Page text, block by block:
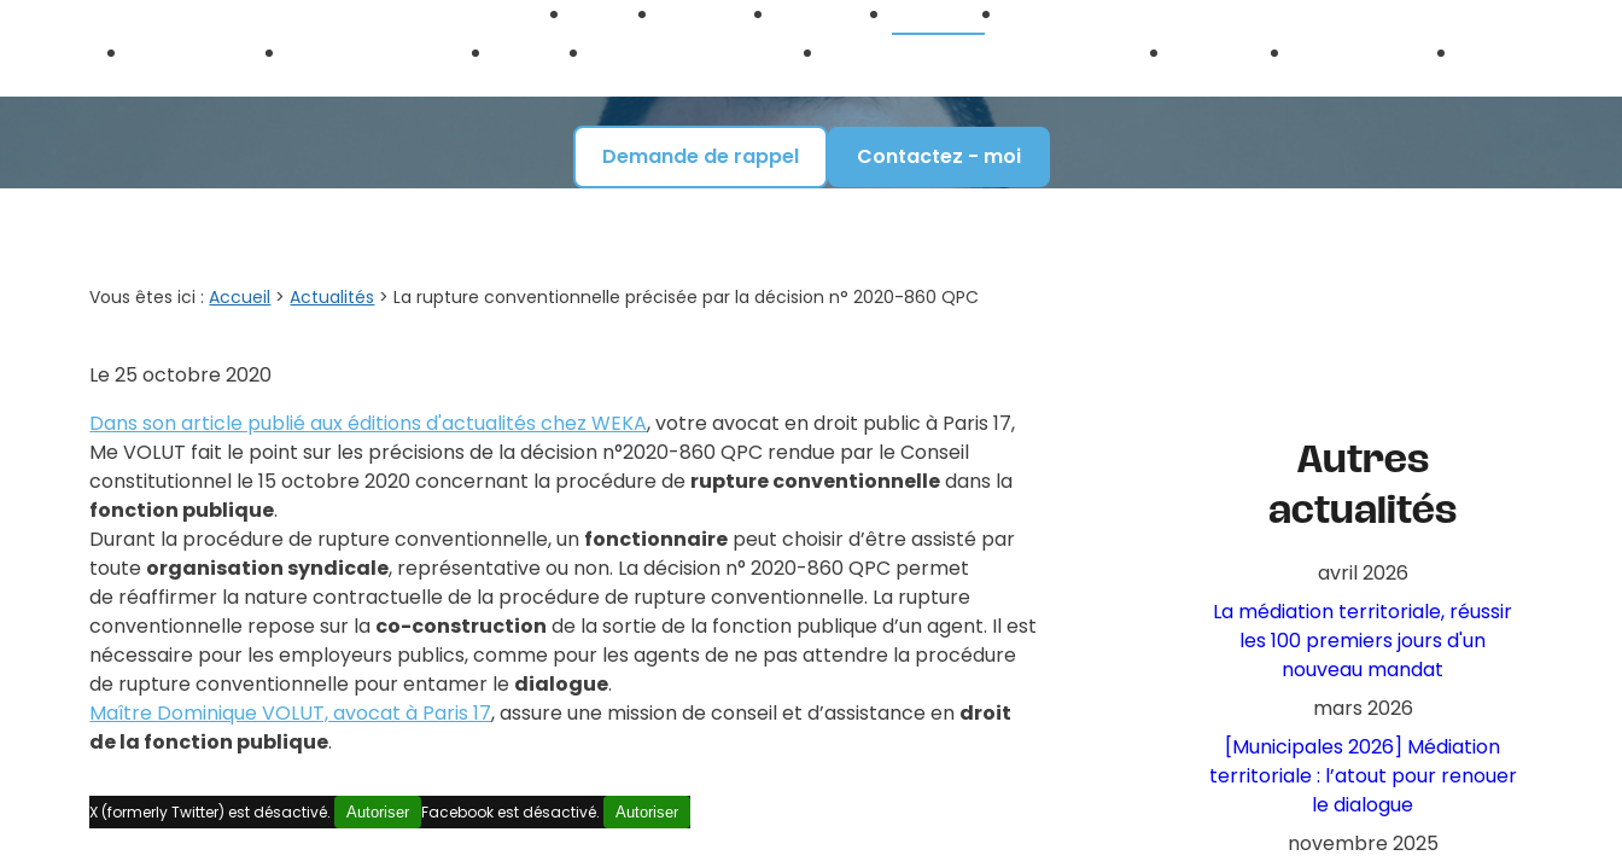
860 QPC
Demande de rappel Contactez - moi
Vous êtes ici : Accueil >Actualités > La rupture conventionnelle précisée par la décision n° 2020-860 QPC
Le25 octobre 2020
Dans son article publié aux éditions d'actualités chez WEKA, votre avocat en droit public à Paris 17,
Me VOLUT fait le point sur les précisions de la décision n°2020-860 QPC rendue par le Conseil
constitutionnel le 15 octobre 2020 concernant la procédure de rupture conventionnelledans la
fonction publique.
Durant la procédure de rupture conventionnelle, un fonctionnaire peut choisir d’être assisté par
toute organisation syndicale, représentative ou non. La décision n° 2020-860 QPC permet
de réaffirmer la nature contractuelle de la procédure de rupture conventionnelle. La rupture
conventionnelle repose sur la co-construction de la sortie de la fonction publique d’un agent. Il est
nécessaire pour les employeurs publics, comme pour les agents de ne pas attendre la procédure
de rupture conventionnelle pour entamer le dialogue.
Maître Dominique VOLUT, avocat à Paris 17, assure une mission de conseil et d’assistance en droit
de la fonction publique.
X (formerly Twitter) est désactivé. Autoriser Facebook est désactivé. Autoriser
Autres
actualités
avril 2026
La médiation territoriale, réussir
les 100 premiers jours d'un
nouveau mandat
mars 2026
[Municipales 2026] Médiation
territoriale : l’atout pour renouer
le dialogue
novembre 2025